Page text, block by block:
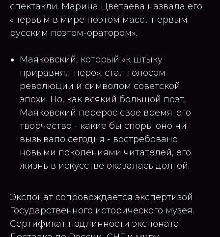
спектакли. Марина Цветаева назвала его
«первым в мире поэтом масс... первым
русским поэтом-оратором».
Маяковский, который «к штыку
приравнял перо», стал голосом
революции и символом советской
эпохи. Но, как всякий большой поэт,
Маяковский перерос свое время: его
творчество - какие бы споры оно ни
вызывало сегодня - востребовано
новыми поколениями читателей, его
жизнь в искусстве оказалась долгой.
Экспонат сопровождается экспертизой
Государственного исторического музея.
Сертификат подлинности экспоната.